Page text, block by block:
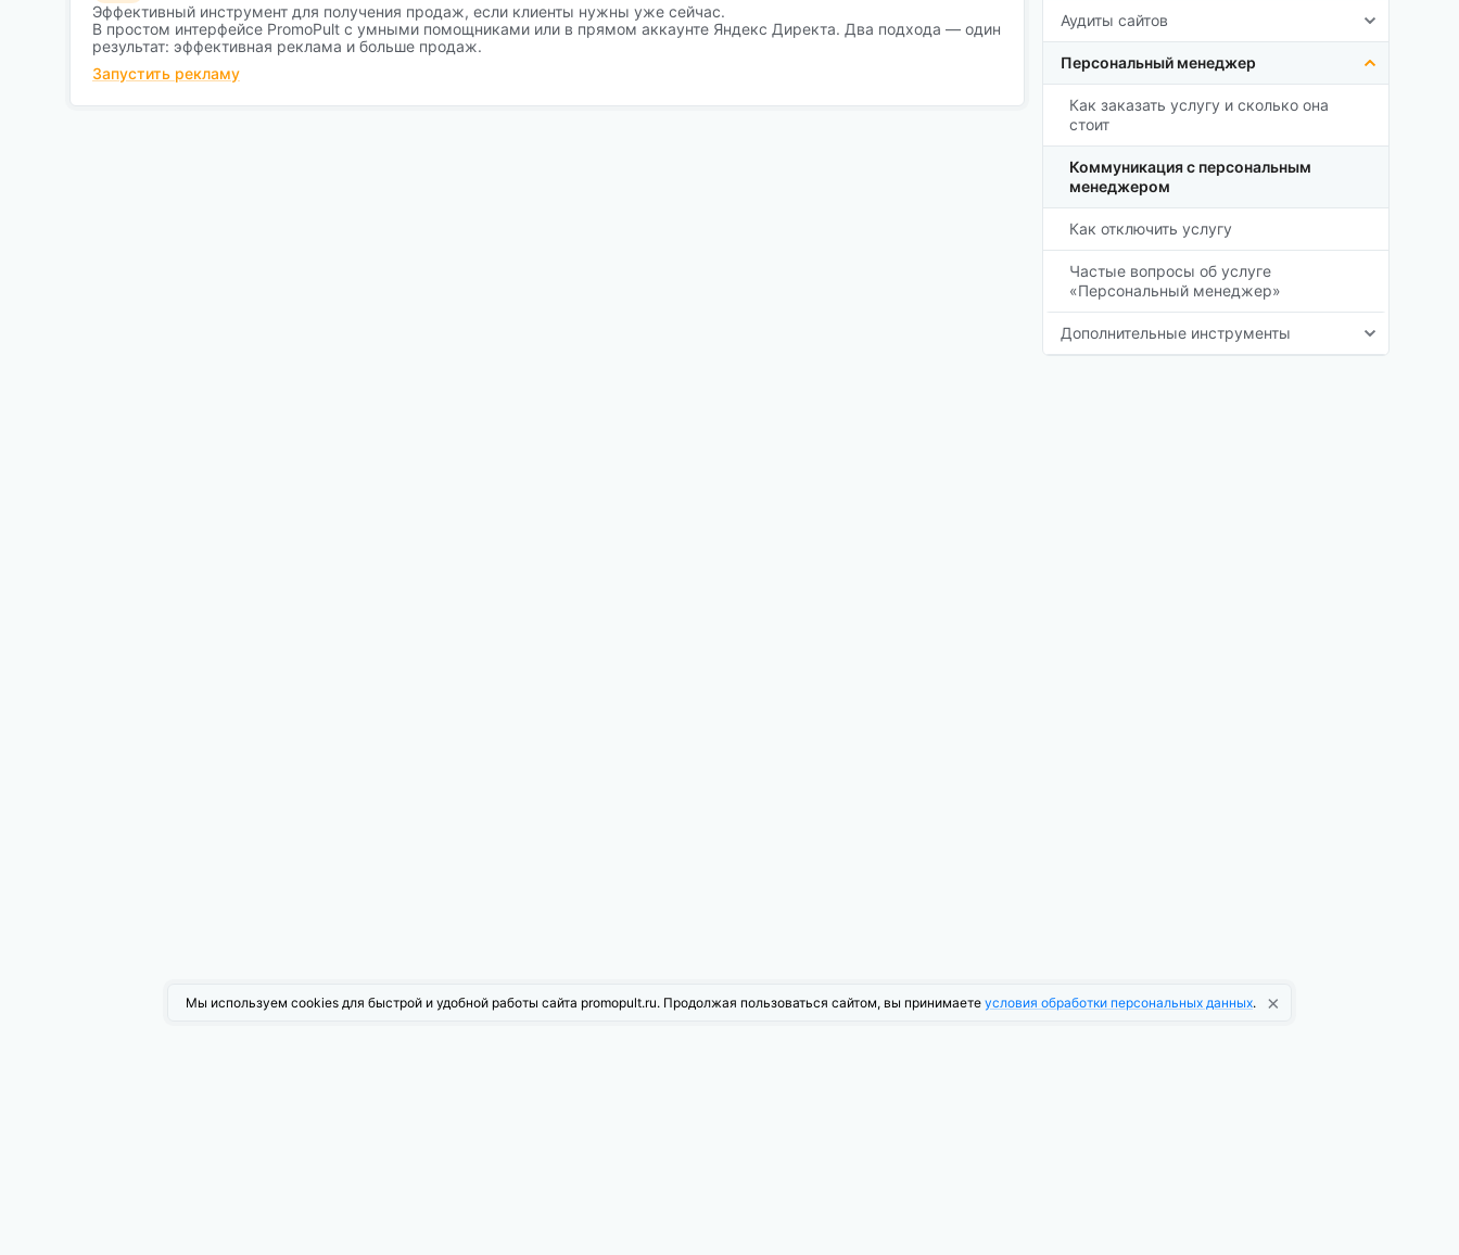
Эффективный инструмент для получения продаж, если клиенты нужны уже сейчас.
В простом интерфейсе PromoPult с умными помощниками или в прямом аккаунте Яндекс Директа. Два подхода — один
результат: эффективная реклама и больше продаж.
Запустить рекламу
Аудиты сайтов
Персональный менеджер
Как заказать услугу и сколько она
стоит
Коммуникация с персональным
менеджером
Как отключить услугу
Частые вопросы об услуге
«Персональный менеджер»
Дополнительные инструменты
Мы используем cookies для быстрой и удобной работы сайта promopult.ru. Продолжая пользоваться сайтом, вы принимаете условия обработки персональных данных. ×